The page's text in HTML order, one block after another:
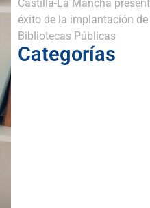
Castilla-La Mancha
éxito de la implantación de
Bibliotecas Públicas
Categorías